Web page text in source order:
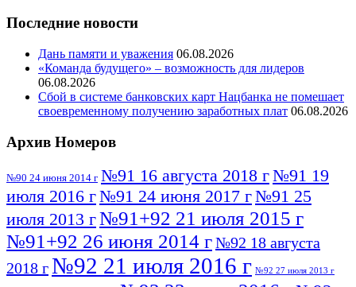
Последние новости
Дань памяти и уважения 06.08.2026
«Команда будущего» – возможность для лидеров
06.08.2026
Сбой в системе банковских карт Нацбанка не помешает
своевременному получению заработных плат 06.08.2026
Архив Номеров
№90 24 июня 2014 г №91 16 августа 2018 г№91 19
июля 2016 г№91 24 июня 2017 г№91 25
июля 2013 г№91+92 21 июля 2015 г
№91+92 26 июня 2014 г№92 18 августа
2018 г№92 21 июля 2016 г №92 27 июля 2013 г